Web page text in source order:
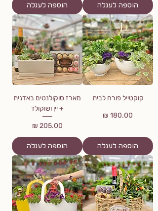
הוספה לעגלה הוספה לעגלה
קוקטייל פורח לבית
מחיר
הוספה לעגלה
מארז סוקולנטים באדנית
+ יין ושוקולד
מחיר
הוספה לעגלה